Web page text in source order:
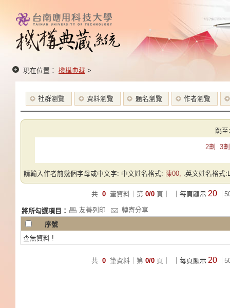
現在位置： 機構典藏 >
社群瀏覽 資料瀏覽 題名瀏覽 作者瀏覽
跳至:
2劃 3劃
請輸入作者前幾個字母或中文字: 中文姓名格式: 陳00, .英文姓名格式
共 0 筆資料｜第 0/0 頁｜ ｜每頁顯示 20
將所勾選項目： 友善列印
轉寄分享
序號
查無資料 !
共 0 筆資料｜第 0/0 頁｜ ｜每頁顯示 20